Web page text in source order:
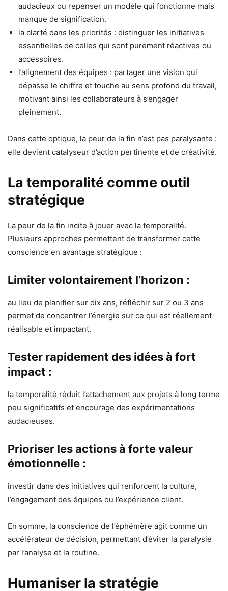
audacieux ou repenser un modèle qui fonctionne mais
manque de signification.
la clarté dans les priorités : distinguer les initiatives
essentielles de celles qui sont purement réactives ou
accessoires.
l’alignement des équipes : partager une vision qui
dépasse le chiffre et touche au sens profond du travail,
motivant ainsi les collaborateurs à s’engager
pleinement.
Dans cette optique, la peur de la fin n’est pas paralysante :
elle devient catalyseur d’action pertinente et de créativité.
La temporalité comme outil
stratégique
La peur de la fin incite à jouer avec la temporalité.
Plusieurs approches permettent de transformer cette
conscience en avantage stratégique :
Limiter volontairement l’horizon :
au lieu de planifier sur dix ans, réfléchir sur 2 ou 3 ans
permet de concentrer l’énergie sur ce qui est réellement
réalisable et impactant.
Tester rapidement des idées à fort
impact :
la temporalité réduit l’attachement aux projets à long terme
peu significatifs et encourage des expérimentations
audacieuses.
Prioriser les actions à forte valeur
émotionnelle :
investir dans des initiatives qui renforcent la culture,
l’engagement des équipes ou l’expérience client.
En somme, la conscience de l’éphémère agit comme un
accélérateur de décision, permettant d’éviter la paralysie
par l’analyse et la routine.
Humaniser la stratégie